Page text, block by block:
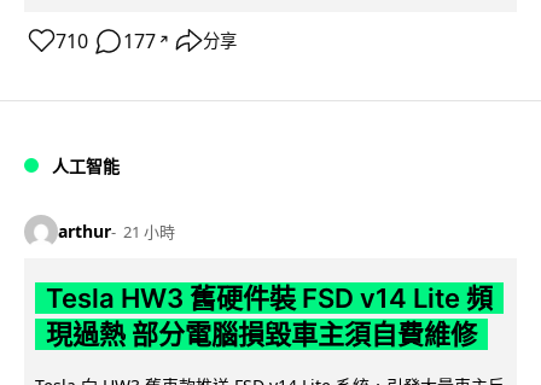
710 177 ↗ 分享
人工智能
arthur 21 小時
Tesla HW3 舊硬件裝 FSD v14 Lite 頻
現過熱 部分電腦損毀車主須自費維修